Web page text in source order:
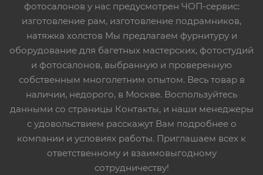
фотосалонов у нас предусмотрен ЧОП-сервис:
изготовление рам, изготовление подрамников,
натяжка холстов Мы предлагаем фурнитуру и
оборудование для багетных мастерских, фотостудий
и фотосалонов, выбранную и проверенную
собственным многолетним опытом. Весь товар в
наличии, недорого, в Москве. Воспользуйтесь
данными со страницы Контакты, и наши менеджеры
с удовольствием расскажут Вам подробнее о
компании и условиях работы. Приглашаем всех к
ответственному и взаимовыгодному
сотрудничеству!